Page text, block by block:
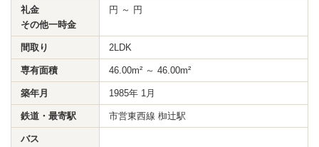
礼金
その他一時金
円 ～ 円
間取り 2LDK
専有面積 46.00m² ～ 46.00m²
築年月 1985年 1月
鉄道・最寄駅 市営東西線 椥辻駅
バス